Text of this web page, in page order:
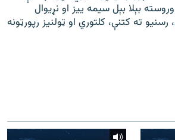
ووبپاڼې
بېلا بېل سیمه ییز او نړیوال
رسنیو ته کتنې، کلتوري او ټولنیز رپورټونه